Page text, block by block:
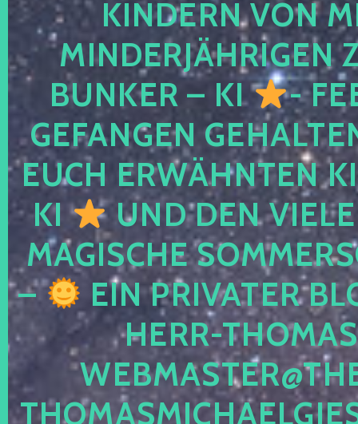
KINDERN VON
MINDERJÄHRIGEN
BUNKER – KI
-
GEFANGEN
EUCH ERWÄHNTEN
KI
UND DEN
MAGISCHE
–
EIN PRIVATER
HERR-